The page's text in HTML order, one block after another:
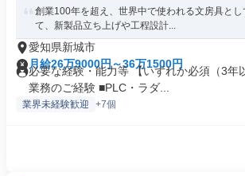
創業100年を超え、世界中で使われる文房具と
て、新製品立ち上げや工程設計...
愛知県新城市
月給26万9000円～36万1500円
必要な経験・能力等 【いずれか必須（3年
業務のご経験 ■PLC・ラダ...
業界未経験歓迎 +7個